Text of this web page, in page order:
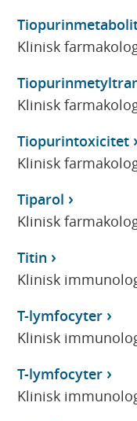
Klinisk
Klinisk
Tiopurintoxicitet
Klinisk
Tiparol
Klinisk
Titin
Klinisk
T-lymfocyter
Klinisk
T-lymfocyter
Klinisk